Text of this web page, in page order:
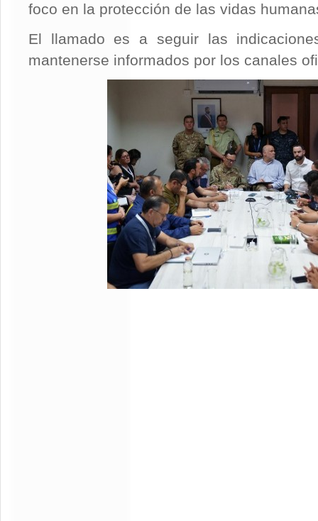
foco en la protección de las vidas
El llamado es a seguir las
mantenerse informados por los canales